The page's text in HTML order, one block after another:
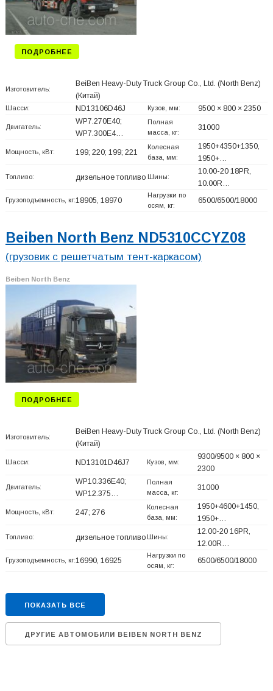
ПОДРОБНЕЕ
Изготовитель:
BeiBen Heavy-Duty Truck Group Co., Ltd. (North Benz)
(Китай)
Шасси: ND13106D46J Кузов, мм: 9500 × 800 × 2350
Двигатель:
WP7.270E40;
WP7.300E4…
Полная
масса, кг:
31000
Мощность, кВт: 199; 220; 199; 221
Колесная
база, мм:
1950+4350+1350,
1950+…
Топливо: дизельное топливо Шины:
10.00-20 18PR,
10.00R…
Грузоподъемность, кг:18905, 18970
Нагрузки по
осям, кг:
6500/6500/18000
Beiben North Benz ND5310CCYZ08
(грузовик с решетчатым тент-каркасом)
Beiben North Benz
ПОДРОБНЕЕ
Изготовитель:
BeiBen Heavy-Duty Truck Group Co., Ltd. (North Benz)
(Китай)
Шасси: ND13101D46J7 Кузов, мм:
9300/9500 × 800 ×
2300
Двигатель:
WP10.336E40;
WP12.375…
Полная
масса, кг:
31000
Мощность, кВт: 247; 276
Колесная
база, мм:
1950+4600+1450,
1950+…
Топливо: дизельное топливо Шины:
12.00-20 16PR,
12.00R…
Грузоподъемность, кг:16990, 16925
Нагрузки по
осям, кг:
6500/6500/18000
ПОКАЗАТЬ ВСЕ
ДРУГИЕ АВТОМОБИЛИ BEIBEN NORTH BENZ